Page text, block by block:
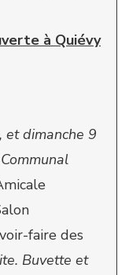
à Quiévy
et dimanche 9
faire des
Buvette et